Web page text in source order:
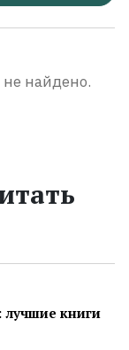
найдено.
лучшие книги